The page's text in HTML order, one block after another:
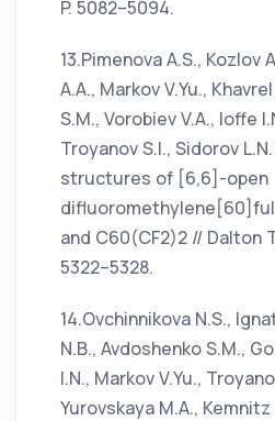
P. 5082–5094.
13.Pimenova A.S., Kozlov
A.A., Markov V.Yu.,
S.M., Vorobiev V.A., Ioffe
Troyanov S.I., Sidorov
structures of [6,6]-open
and C60(CF2)2 // Dalton
5322–5328.
14.Ovchinnikova N.S.,
N.B., Avdoshenko S.M.,
I.N., Markov V.Yu.,
Yurovskaya M.A.,